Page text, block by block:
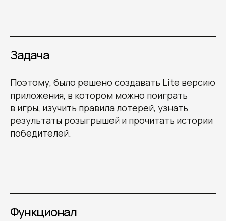
Задача
Поэтому, было решено создавать Lite версию
приложения, в котором можно поиграть
в игры, изучить правила лотерей, узнать
результаты розыгрышей и прочитать истории
победителей.
Функционал